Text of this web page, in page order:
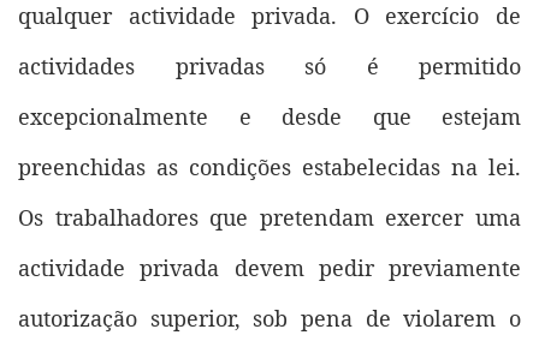
qualquer actividade privada. O exercício de
actividades privadas só é permitido
excepcionalmente e desde que estejam
preenchidas as condições estabelecidas na lei.
Os trabalhadores que pretendam exercer uma
actividade privada devem pedir previamente
autorização superior, sob pena de violarem o